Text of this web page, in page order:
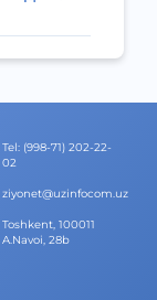
Теl: (998-71) 202-22-
02
ziyonet@uzinfocom.uz
Toshkent, 100011
A.Navoi, 28b